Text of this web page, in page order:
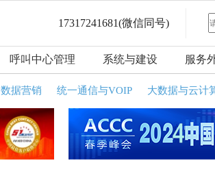
17317241681(微信同号)
呼叫中心管理 系统与建设 服务
数据营销 统一通信与VOIP 大数据与云计